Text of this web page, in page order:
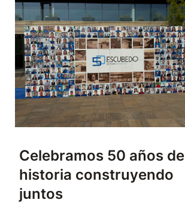
Celebramos 50 años de
historia construyendo
juntos